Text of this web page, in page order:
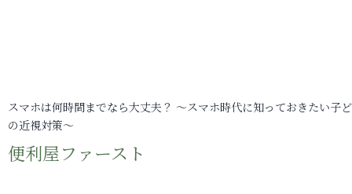
スマホは何時間までなら大丈夫？ ～スマホ時代に知っておきたい子
の近視対策～
便利屋ファースト